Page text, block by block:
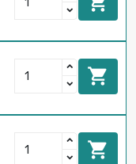

